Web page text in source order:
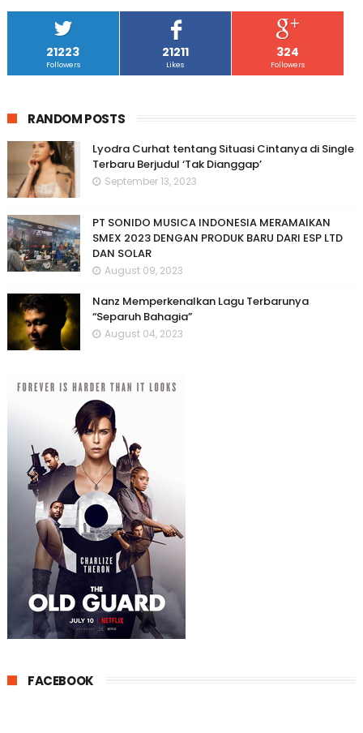
21223
Followers
21211
Likes
324
Followers
RANDOM POSTS
Lyodra Curhat tentang Situasi Cintanya di Single
Terbaru Berjudul ‘Tak Dianggap’
September 13, 2023
PT SONIDO MUSICA INDONESIA MERAMAIKAN
SMEX 2023 DENGAN PRODUK BARU DARI ESP LTD
DAN SOLAR
August 09, 2023
Nanz Memperkenalkan Lagu Terbarunya
“Separuh Bahagia”
August 04, 2023
FACEBOOK